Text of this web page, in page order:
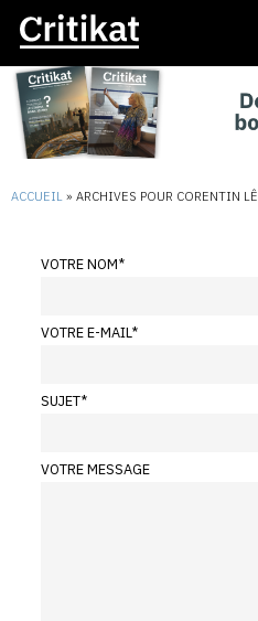
ACCUEIL » ARCHIVES POUR CORENTIN LÊ
VOTRE NOM*
VOTRE E-MAIL*
SUJET*
VOTRE MESSAGE